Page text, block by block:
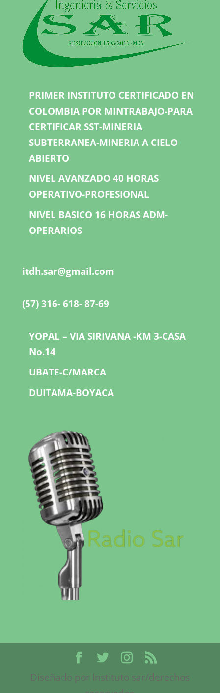
PRIMER INSTITUTO CERTIFICADO EN
COLOMBIA POR MINTRABAJO-PARA
CERTIFICAR SST-MINERIA
SUBTERRANEA-MINERIA A CIELO
ABIERTO
NIVEL AVANZADO 40 HORAS
OPERATIVO-PROFESIONAL
NIVEL BASICO 16 HORAS ADM-
OPERARIOS
itdh.sar@gmail.com
(57) 316- 618- 87-69
YOPAL – VIA SIRIVANA -KM 3-CASA
No.14
UBATE-C/MARCA
DUITAMA-BOYACA
Diseñado por Instituto sar/derechos